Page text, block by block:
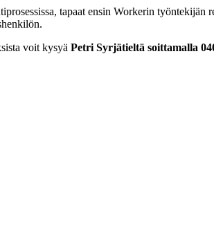
tapaat ensin Workerin työntekijän
voit kysyä Petri Syrjätieltä soittamalla